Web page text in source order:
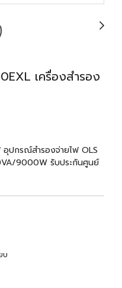
เครื่องสำรอง
อุปกรณ์สำรองจ่ายไฟ OLS
9000W รับประกันศูนย์
บ